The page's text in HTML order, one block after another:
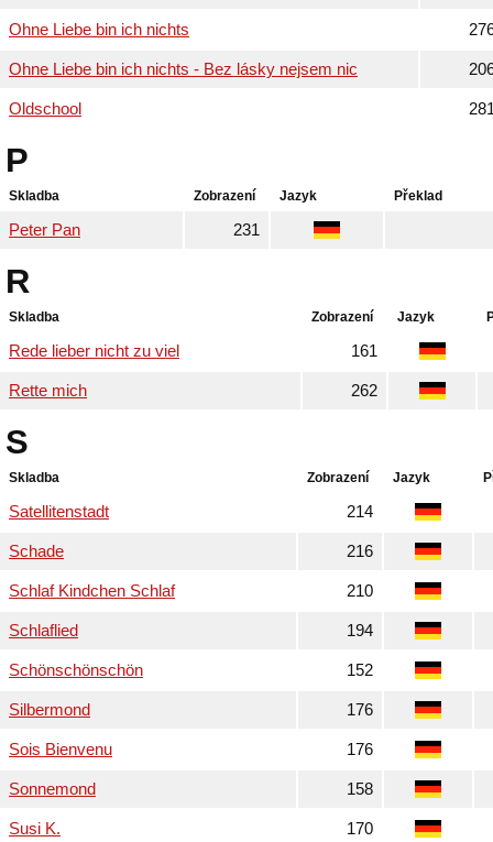
Ohne Liebe bin ich nichts
Ohne Liebe bin ich nichts - Bez lásky nejsem nic
Oldschool
P
Skladba Zobrazení Jazyk Překlad
Peter Pan 231
R
Skladba Zobrazení Jazyk
Rede lieber nicht zu viel 161
Rette mich 262
S
Skladba Zobrazení Jazyk
Satellitenstadt 214
Schade 216
Schlaf Kindchen Schlaf 210
Schlaflied 194
Schönschönschön 152
Silbermond 176
Sois Bienvenu 176
Sonnemond 158
Susi K. 170